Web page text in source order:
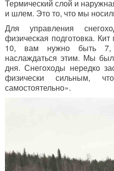
Термический слой и
и шлем. Это то, что мы
Для управления
физическая подготовка.
10, вам нужно быть
наслаждаться этим. Мы
дня. Снегоходы нередко
физически сильным,
самостоятельно».